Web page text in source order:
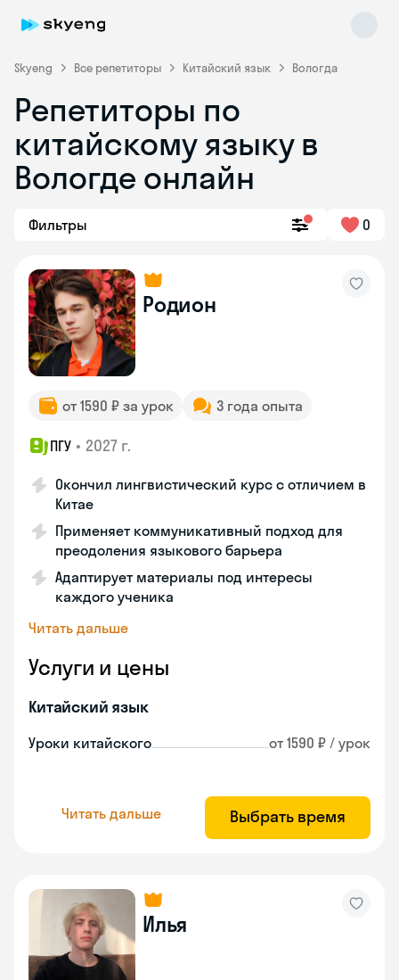
Skyeng Все репетиторы Китайский язык Вологда
Репетиторы по
китайскому языку в
Вологде онлайн
Фильтры 0
Родион
от 1590 ₽ за урок 3 года опыта
ПГУ • 2027 г.
Окончил лингвистический курс с отличием в
Китае
Применяет коммуникативный подход для
преодоления языкового барьера
Адаптирует материалы под интересы
каждого ученика
Читать дальше
Услуги и цены
Китайский язык
Уроки китайского от 1590 ₽ / урок
Читать дальше Выбрать время
Илья
Skyeng Chat